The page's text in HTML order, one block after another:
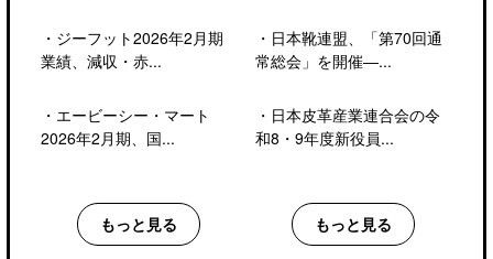
・ ジーフット2026年2月期
業績、減収・赤...
・ エービーシー・マート
2026年2月期、国...
もっと見る
・ 日本靴連盟、「第70回通
常総会」を開催―...
・ 日本皮革産業連合会の令
和8・9年度新役員...
もっと見る